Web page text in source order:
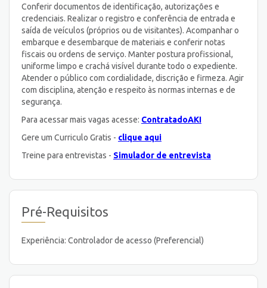
Conferir documentos de identificação, autorizações e
credenciais. Realizar o registro e conferência de entrada e
saída de veículos (próprios ou de visitantes). Acompanhar o
embarque e desembarque de materiais e conferir notas
fiscais ou ordens de serviço. Manter postura profissional,
uniforme limpo e crachá visível durante todo o expediente.
Atender o público com cordialidade, discrição e firmeza. Agir
com disciplina, atenção e respeito às normas internas e de
segurança.
Para acessar mais vagas acesse: ContratadoAKI
Gere um Curriculo Gratis - clique aqui
Treine para entrevistas - Simulador de entrevista
Pré-Requisitos
Experiência: Controlador de acesso (Preferencial)